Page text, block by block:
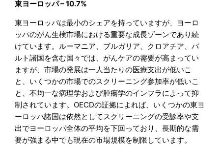
東ヨーロッパ – 10.7%
東ヨーロッパは最小のシェアを持っていますが、ヨーロ
ッパのがん生検市場における重要な成長ゾーンであり続
けています。ルーマニア、ブルガリア、クロアチア、バ
ルト諸国を含む国々では、がんケアの需要が高まってい
ますが、市場の発展は一人当たりの医療支出が低いこ
と、いくつかの市場でのスクリーニング参加率が低いこ
と、不均一な病理学および腫瘍学のインフラによって抑
制されています。OECDの証拠によれば、いくつかの東ヨ
ーロッパ諸国は依然としてスクリーニングの受診率や支
出でヨーロッパ全体の平均を下回っており、長期的な需
要が強まる中でも現在の市場規模を制限しています。